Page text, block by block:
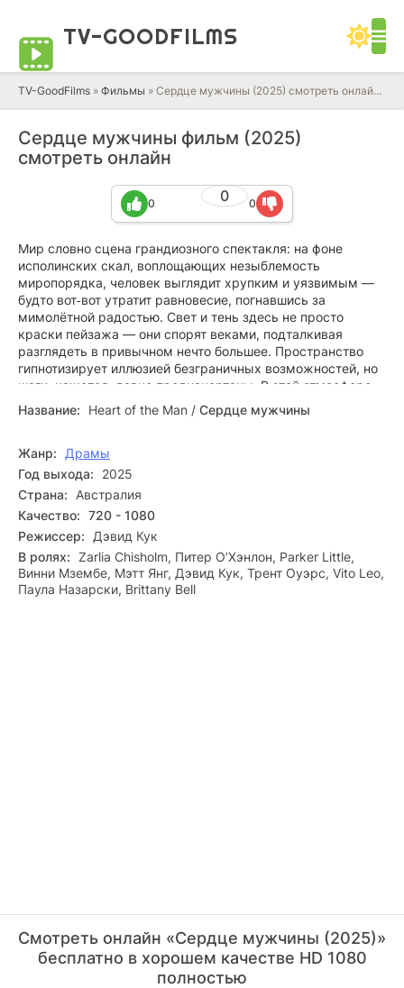
TV-GOODFILMS
TV-GoodFilms » Фильмы » Сердце мужчины (2025) смотреть онлайн фильм в HD качестве 720 - 1080 бесплатно
Сердце мужчины фильм (2025)
смотреть онлайн
0
0 0
Мир словно сцена грандиозного спектакля: на фоне
исполинских скал, воплощающих незыблемость
миропорядка, человек выглядит хрупким и уязвимым —
будто вот‑вот утратит равновесие, погнавшись за
мимолётной радостью. Свет и тень здесь не просто
краски пейзажа — они спорят веками, подталкивая
разглядеть в привычном нечто большее. Пространство
гипнотизирует иллюзией безграничных возможностей, но
шаги, кажется, давно предначертаны. В этой атмосфере
молчаливого осмысления каждый вдох обретает вес: он
может быть и мольбой, и упрёком — всё зависит от
бьются с реальностью, обнажая несовершенство. Стыд —
не приговор, а шанс переродиться, а боль от встречи с
истиной — знак того, что душа ещё жива. Вопрос «кто я?»
звучит особенно остро, когда прежние маяки исчезли.
Смотрите полный фильм «Сердце мужчины» в разрешении
Full HD 1080p, с русской озвучкой, бесплатно и на любом
гаджете.
Название: Heart of the Man / Сердце мужчины
Жанр:
Драмы
Год выхода:
2025
Страна:
Австралия
Качество: 720 - 1080
Режиссер:
Дэвид Кук
В ролях: Zarlia Chisholm, Питер О’Хэнлон, Parker Little,
Винни Мзембе, Мэтт Янг, Дэвид Кук, Трент Оуэрс, Vito Leo,
Паула Назарски, Brittany Bell
Смотреть онлайн «Сердце мужчины (2025)»
бесплатно в хорошем качестве HD 1080
полностью